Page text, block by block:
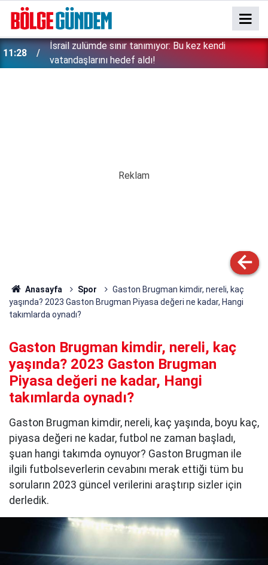
11:28
İsrail zulümde sınır tanımıyor: Bu kez kendi
vatandaşlarını hedef aldı!
Anasayfa Spor
Gaston Brugman kimdir, nereli, kaç
yaşında? 2023 Gaston Brugman Piyasa değeri ne kadar, Hangi
takımlarda oynadı?
Gaston Brugman kimdir, nereli, kaç
yaşında? 2023 Gaston Brugman
Piyasa değeri ne kadar, Hangi
takımlarda oynadı?
Gaston Brugman kimdir, nereli, kaç yaşında, boyu kaç,
piyasa değeri ne kadar, futbol ne zaman başladı,
şuan hangi takımda oynuyor? Gaston Brugman ile
ilgili futbolseverlerin cevabını merak ettiği tüm bu
soruların 2023 güncel verilerini araştırıp sizler için
derledik.